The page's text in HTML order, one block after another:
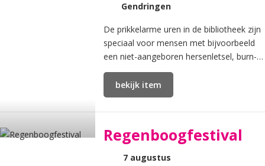
Gendringen
De prikkelarme uren in de bibliotheek zijn
speciaal voor mensen met bijvoorbeeld
een niet-aangeboren hersenletsel, burn-
out, autisme of ziekte.
bekijk item
Regenboogfestival
7 augustus